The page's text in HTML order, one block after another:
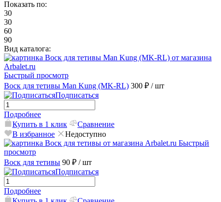
Показать по:
30
30
60
90
Вид каталога:
Быстрый просмотр
Воск для тетивы Man Kung (MK-RL) 300 ₽ / шт
Подписаться
Подробнее
Купить в 1 клик
Сравнение
В избранное
Недоступно
Быстрый
просмотр
Воск для тетивы 90 ₽ / шт
Подписаться
Подробнее